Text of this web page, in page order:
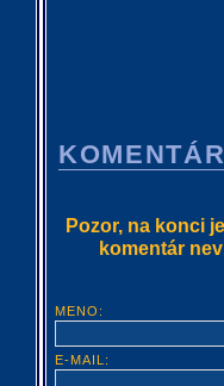
Pozor, na konci
komentár
MENO:
E-MAIL: